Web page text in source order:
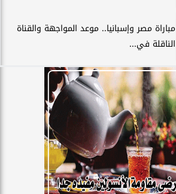
مباراة مصر وإسبانيا.. موعد المواجهة والقناة
الناقلة في...